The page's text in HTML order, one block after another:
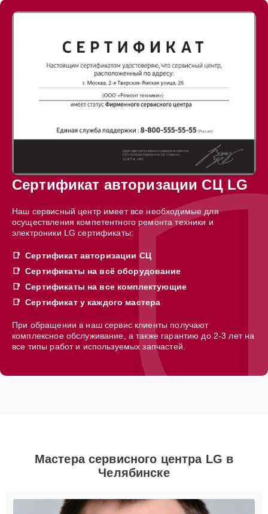
Сертификат авторизации СЦ LG
Наш сервисный центр имеет все необходимые для
осуществления компетентного ремонта техники и
электроники LG сертификаты:
Сертификат авторизации СЦ
Сертификаты на всё оборудование
Сертификаты на все комплектующие
Сертификат у каждого мастера
При обращении в наш сервис клиенты получают
комплексное обслуживание, а также гарантию до 2-3 лет на
все типы работ и используемых запчастей.
Мастера сервисного центра LG в
Челябинске